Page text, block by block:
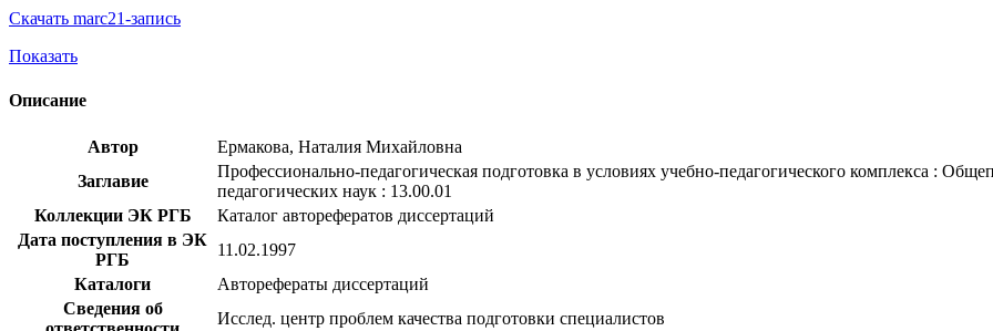
Скачать marc21-запись
Показать
Описание
Автор
Ермакова, Наталия Михайловна
Заглавие
Профессионально-педагогическая подготовка в условиях учебно-педагогического комплекса :
педагогических наук : 13.00.01
Коллекции ЭК РГБ
Каталог авторефератов диссертаций
Дата поступления в ЭК
РГБ
11.02.1997
Каталоги
Авторефераты диссертаций
Сведения об
Исслед. центр проблем качества подготовки специалистов